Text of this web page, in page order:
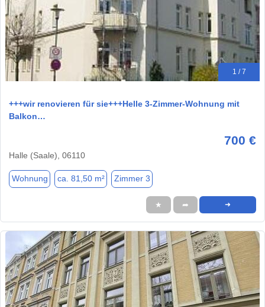
1 / 7
+++wir renovieren für sie+++Helle 3-Zimmer-Wohnung mit
Balkon…
700 €
Halle (Saale), 06110
Wohnung ca. 81,50 m² Zimmer 3
★ ➦ ➜